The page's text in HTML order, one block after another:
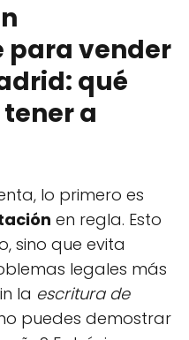
vender
qué
a
lo primero es
en regla. Esto
sino que evita
legales más
la escritura de
puedes demostrar